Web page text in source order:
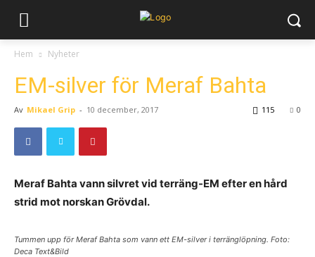
Hem Nyheter
EM-silver för Meraf Bahta
Av Mikael Grip - 10 december, 2017 0
115
Meraf Bahta vann silvret vid terräng-EM efter en hård
strid mot norskan Grövdal.
Tummen upp för Meraf Bahta som vann ett EM-silver i terränglöpning. Foto:
Deca Text&Bild